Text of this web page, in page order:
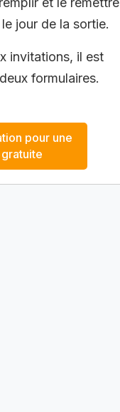
jour de la sortie.
invitations, il est
formulaires.
pour une
gratuite